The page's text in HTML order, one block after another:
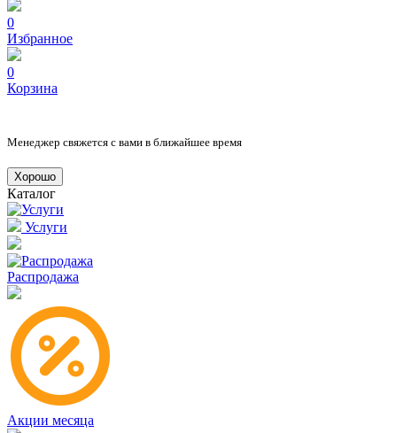
0
Избранное
0
Корзина
Менеджер свяжется с вами в ближайшее время
Хорошо
Каталог
Услуги
Распродажа
Акции месяца